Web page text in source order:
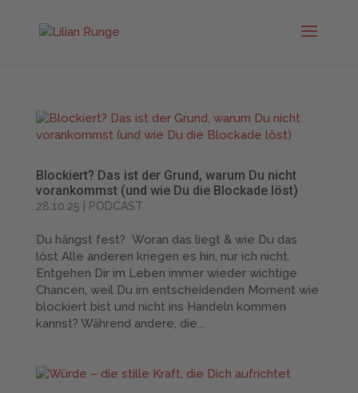
Blockiert? Das ist der Grund, warum Du nicht
vorankommst (und wie Du die Blockade löst)
28.10.25 PODCAST
Du hängst fest? Woran das liegt & wie Du das
löst Alle anderen kriegen es hin, nur ich nicht.
Entgehen Dir im Leben immer wieder wichtige
Chancen, weil Du im entscheidenden Moment wie
blockiert bist und nicht ins Handeln kommen
kannst? Während andere, die...